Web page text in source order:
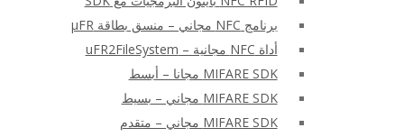
برنامج NFC مجاني – منسق بطاقة μFR
أداة NFC مجانية – uFR2FileSystem
MIFARE SDK مجانا – أبسط
MIFARE SDK مجاني – بسيط
MIFARE SDK مجاني – متقدم